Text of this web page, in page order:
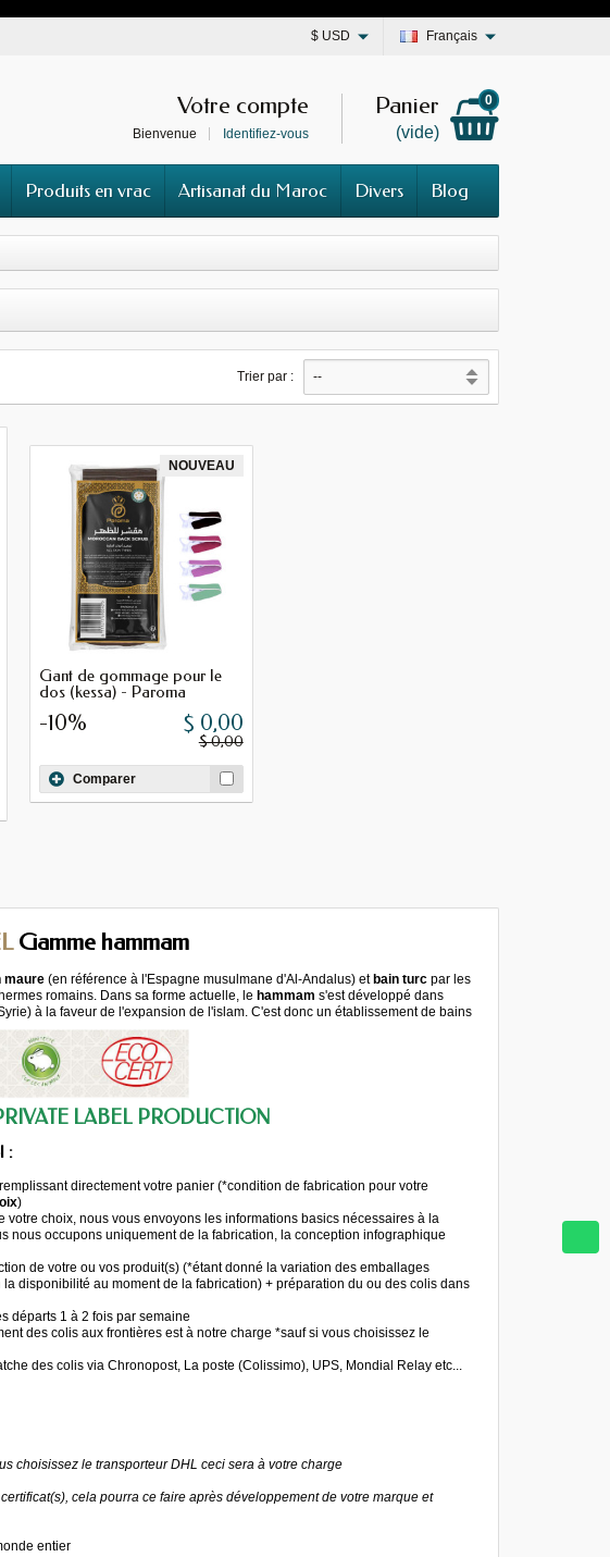
Français
$ USD
Panier
(vide)
0
Votre compte
Bienvenue Identifiez-vous
Produits en vrac Artisanat du Maroc Divers Blog
Trier par :
NOUVEAU
Gant de gommage pour le
dos (kessa) - Paroma
-10% $ 0,00
$ 0,00
Comparer
Gamme hammam
maure (en référence à l'Espagne musulmane d'Al-Andalus) etbain turc par les
romains. Dans sa forme actuelle, lehammam s'est développé dans
à la faveur de l'expansion de l'islam. C'est donc un établissement de bains
LABEL PRODUCTION
:
directement votre panier (*condition de fabrication pour votre
)
choix, nous vous envoyons les informations basics nécessaires à la
occupons uniquement de la fabrication, la conception infographique
de votre ou vos produit(s) (*étant donné la variation des emballages
disponibilité au moment de la fabrication) + préparation du ou des colis dans
départs 1 à 2 fois par semaine
des colis aux frontières est à notre charge *sauf si vous choisissez le
des colis via Chronopost, La poste (Colissimo), UPS, Mondial Relay etc...
choisissez le transporteur DHL ceci sera à votre charge
cela pourra ce faire après développement de votre marque et
entier